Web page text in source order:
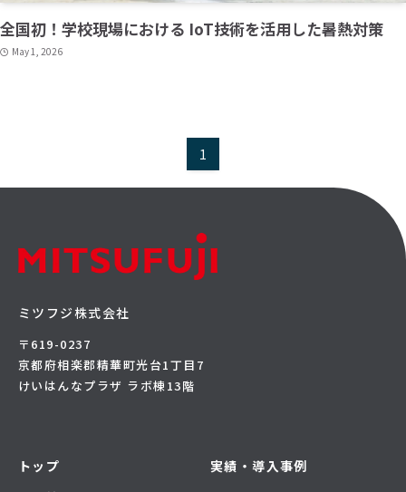
全国初！学校現場における IoT技術を活用した暑熱対策
May 1, 2026
1
ミツフジ株式会社
〒619-0237
京都府相楽郡精華町光台1丁目7
けいはんなプラザ ラボ棟13階
トップ
実績・導入事例